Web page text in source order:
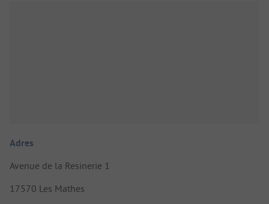
Adres
Avenue de la Resinerie 1
17570 Les Mathes